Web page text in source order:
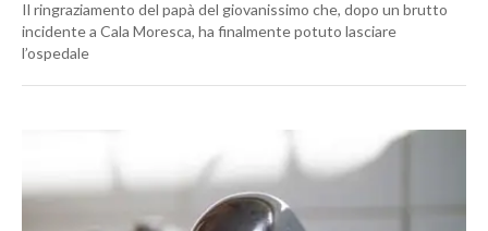
Il ringraziamento del papà del giovanissimo che, dopo un brutto
incidente a Cala Moresca, ha finalmente potuto lasciare
l’ospedale